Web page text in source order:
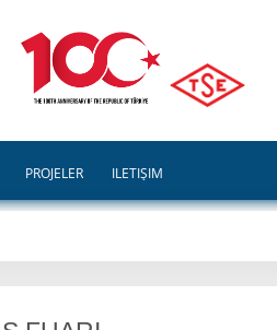
PROJELER İLETİŞİM